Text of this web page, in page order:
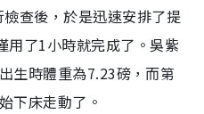
查後，於是迅速安排了提
用了1小時就完成了。吳紫
生時體重為7.23磅，而第
下床走動了。